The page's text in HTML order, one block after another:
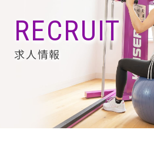
RECRUIT
求人情報